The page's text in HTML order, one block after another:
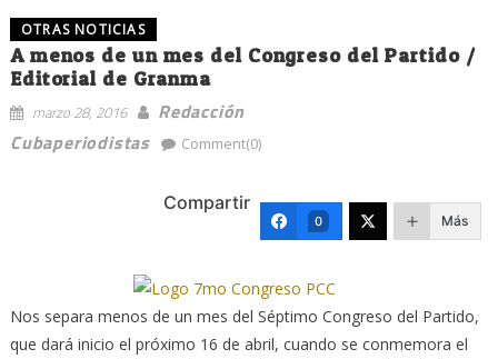
OTRAS NOTICIAS
A menos de un mes del Congreso del Partido /
Editorial de Granma
marzo 28, 2016
Redacción
Cubaperiodistas
Comment(0)
Compartir
0 Más
Nos separa menos de un mes del Séptimo Congreso del Partido,
que dará inicio el próximo 16 de abril, cuando se conmemora el